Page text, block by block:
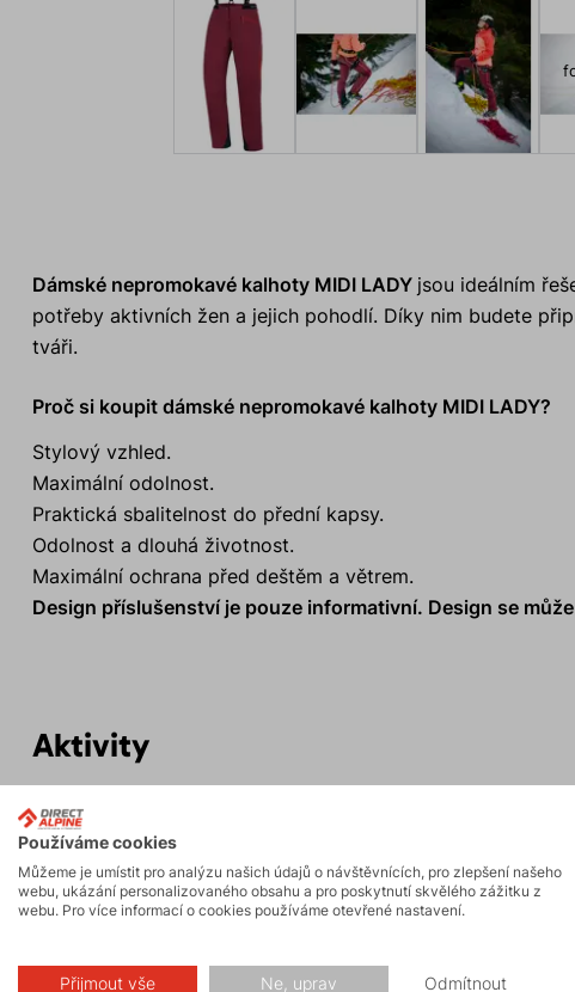
Dámské nepromokavé kalhoty MIDI LADY jsou ideálním
potřeby aktivních žen a jejich pohodlí. Díky nim budete
tváři.
Proč si koupit dámské nepromokavé kalhoty MIDI LADY?
Stylový vzhled.
Maximální odolnost.
Praktická sbalitelnost do přední kapsy.
Odolnost a dlouhá životnost.
Maximální ochrana před deštěm a větrem.
Design příslušenství je pouze informativní. Design se
Aktivity
Horské expedice
Používáme cookies
Můžeme je umístit pro analýzu našich údajů o návštěvnících, pro zlepšení našeho
webu, ukázání personalizovaného obsahu a pro poskytnutí skvělého zážitku z
webu. Pro více informací o cookies používáme otevřené nastavení.
Přijmout vše Ne, uprav Odmítnout